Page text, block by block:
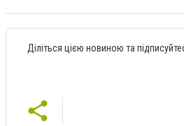
Діліться цією новиною та